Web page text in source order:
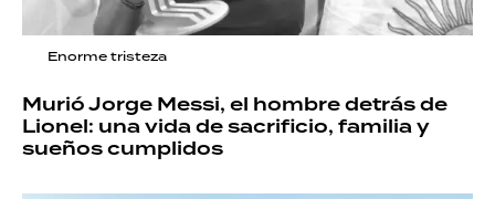
Enorme tristeza
Murió Jorge Messi, el hombre detrás de
Lionel: una vida de sacrificio, familia y
sueños cumplidos